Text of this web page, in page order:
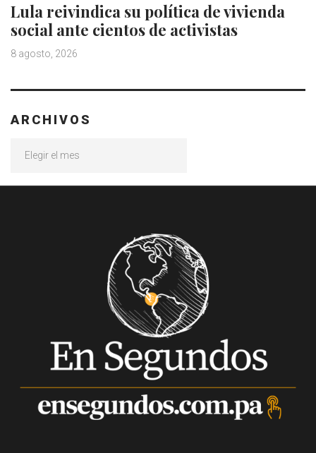
Lula reivindica su política de vivienda
social ante cientos de activistas
8 agosto, 2026
ARCHIVOS